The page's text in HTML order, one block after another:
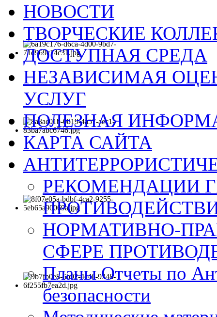
НОВОСТИ
ТВОРЧЕСКИЕ
ДОСТУПНАЯ СРЕДА
НЕЗАВИСИМАЯ
УСЛУГ
ПОЛЕЗНАЯ
КАРТА САЙТА
РЕКОМЕНДАЦИИ
НОРМАТИВНО-
СФЕРЕ
Планы Отчеты по
безопасности